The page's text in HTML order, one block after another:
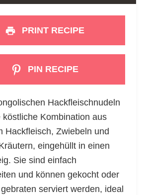
PRINT RECIPE
PIN RECIPE
Hackfleischnudeln
köstliche Kombination aus
Hackfleisch, Zwiebeln und
eingehüllt in einen
Sie sind einfach
und können gekocht oder
serviert werden, ideal